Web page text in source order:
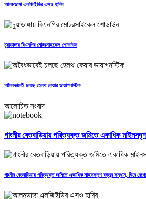
আলমডাঙ্গা এলজিইডির এসও হাবিব
চুয়াডাঙ্গায় বিএনপির মোটরসাইকেল শোডাউন
অবৈধভাবেই চলছে হেলথ কেয়ার ডায়াগনস্টিক
আলোচিত সংবাদ
গাংনীর বেতবাড়িয়ায় পরিত্যক্ত জমিতে একাধিক
গাংনীর বেতবাড়িয়ায় পরিত্যক্ত জমিতে একাধিক মাইনসদৃশ বস্তুর সন্ধান, ঘিরে